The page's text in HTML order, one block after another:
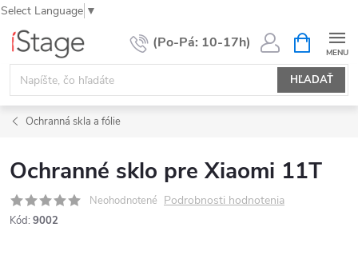
Select Language ▼
Prejsť
obsah
HĽADAŤ
KOŠÍK
Ochranná skla a fólie
Ochranné sklo pre Xiaomi 11T
Neohodnotené Podrobnosti hodnotenia
Kód: 9002